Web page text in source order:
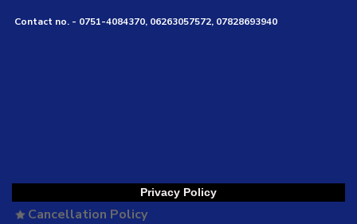
Contact no. - 0751-4084370, 06263057572, 07828693940
Privacy Policy
Cancellation Policy